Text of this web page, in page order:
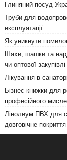
Глиняний посуд
Труби для
експлуатації
Як уникнути
Шахи, шашки та
чи оптової закупівлі
Лікування в
Бізнес-книжки для
професійного
Лінолеум ПВХ для
довговічне покриття